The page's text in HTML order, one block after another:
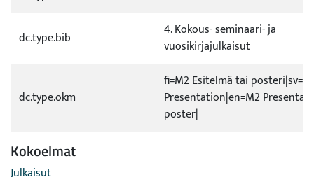
dc.type.bib
4. Kokous- seminaari- ja
vuosikirjajulkaisut
dc.type.okm
fi=M2 Esitelmä tai
Presentation|en=M2
poster|
Kokoelmat
Julkaisut